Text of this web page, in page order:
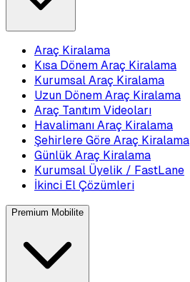
Araç Kiralama
Kısa Dönem Araç Kiralama
Kurumsal Araç Kiralama
Uzun Dönem Araç Kiralama
Araç Tanıtım Videoları
Havalimanı Araç Kiralama
Şehirlere Göre Araç Kiralama
Günlük Araç Kiralama
Kurumsal Üyelik / FastLane
İkinci El Çözümleri
Premium Mobilite